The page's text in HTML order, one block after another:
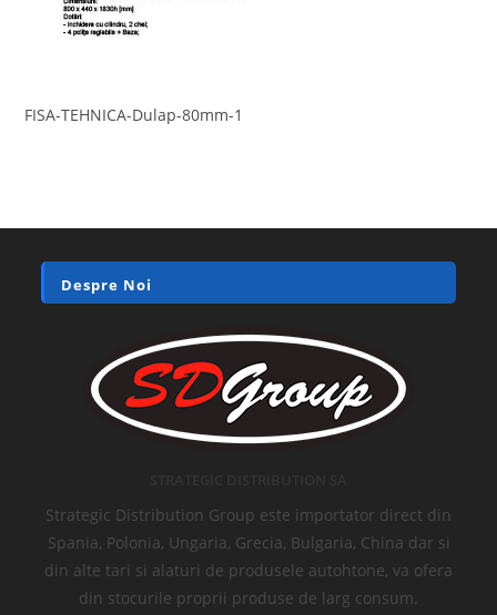
FISA-TEHNICA-Dulap-80mm-1
Despre Noi
Strategic Distribution Group este importator direct din
Spania, Polonia, Ungaria, Grecia, Bulgaria, China dar si
din alte tari si alaturi de produsele autohtone, va ofera
din stocurile proprii produse de larg consum.